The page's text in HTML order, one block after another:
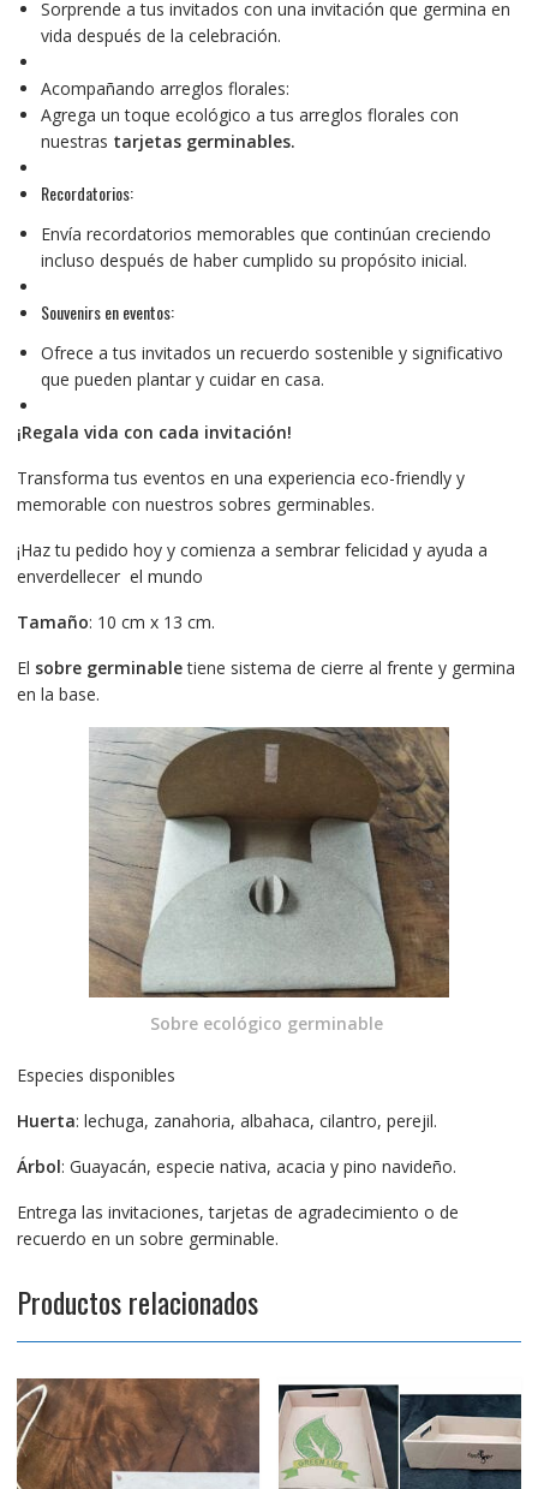
Sorprende a tus invitados con una invitación que germina en
vida después de la celebración.
Acompañando arreglos florales:
Agrega un toque ecológico a tus arreglos florales con
nuestras tarjetas germinables.
Recordatorios:
Envía recordatorios memorables que continúan creciendo
incluso después de haber cumplido su propósito inicial.
Souvenirs en eventos:
Ofrece a tus invitados un recuerdo sostenible y significativo
que pueden plantar y cuidar en casa.
¡Regala vida con cada invitación!
Transforma tus eventos en una experiencia eco-friendly y
memorable con nuestros sobres germinables.
¡Haz tu pedido hoy y comienza a sembrar felicidad y ayuda a
enverdellecer el mundo
Tamaño: 10 cm x 13 cm.
El sobre germinabletiene sistema de cierre al frente y germina
en la base.
Sobre ecológico germinable
Especies disponibles
Huerta: lechuga, zanahoria, albahaca, cilantro, perejil.
Árbol: Guayacán, especie nativa, acacia y pino navideño.
Entrega las invitaciones, tarjetas de agradecimiento o de
recuerdo en un sobre germinable.
Productos relacionados